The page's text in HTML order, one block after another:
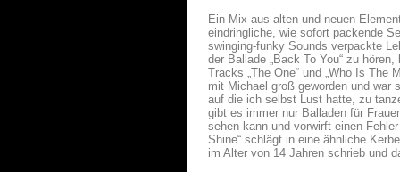
Ein Mix aus alten und neuen
eindringliche, wie sofort packende
swinging-funky Sounds verpackte
der Ballade „Back To You“ zu
Tracks „The One“ und „Who Is
mit Michael groß geworden und
auf die ich selbst Lust hatte, zu
gibt es immer nur Balladen für
sehen kann und vorwirft einen
Shine“ schlägt in eine ähnliche
im Alter von 14 Jahren schrieb und